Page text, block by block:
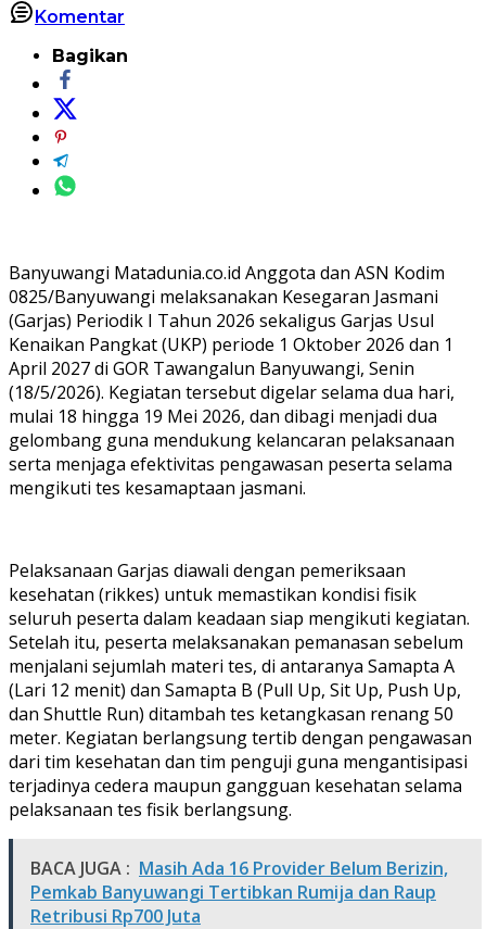
Komentar
Bagikan
Banyuwangi Matadunia.co.id Anggota dan ASN Kodim
0825/Banyuwangi melaksanakan Kesegaran Jasmani
(Garjas) Periodik I Tahun 2026 sekaligus Garjas Usul
Kenaikan Pangkat (UKP) periode 1 Oktober 2026 dan 1
April 2027 di GOR Tawangalun Banyuwangi, Senin
(18/5/2026). Kegiatan tersebut digelar selama dua hari,
mulai 18 hingga 19 Mei 2026, dan dibagi menjadi dua
gelombang guna mendukung kelancaran pelaksanaan
serta menjaga efektivitas pengawasan peserta selama
mengikuti tes kesamaptaan jasmani.
Pelaksanaan Garjas diawali dengan pemeriksaan
kesehatan (rikkes) untuk memastikan kondisi fisik
seluruh peserta dalam keadaan siap mengikuti kegiatan.
Setelah itu, peserta melaksanakan pemanasan sebelum
menjalani sejumlah materi tes, di antaranya Samapta A
(Lari 12 menit) dan Samapta B (Pull Up, Sit Up, Push Up,
dan Shuttle Run) ditambah tes ketangkasan renang 50
meter. Kegiatan berlangsung tertib dengan pengawasan
dari tim kesehatan dan tim penguji guna mengantisipasi
terjadinya cedera maupun gangguan kesehatan selama
pelaksanaan tes fisik berlangsung.
BACA JUGA : Masih Ada 16 Provider Belum Berizin,
Pemkab Banyuwangi Tertibkan Rumija dan Raup
Retribusi Rp700 Juta